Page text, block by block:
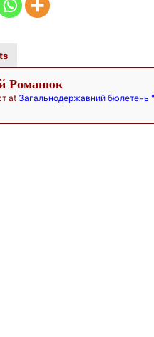
Романюк
at Загальнодержавний